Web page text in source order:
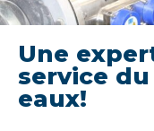
Une
service
eaux!